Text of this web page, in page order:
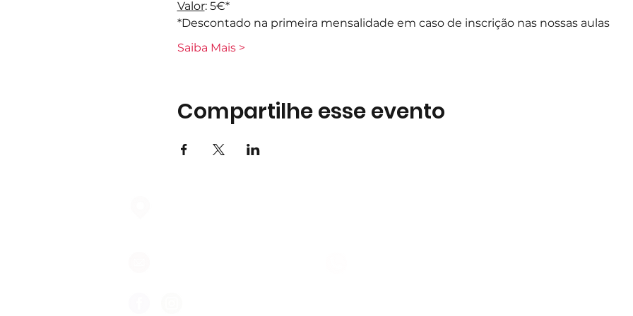
Valor: 5€*
*Descontado na primeira mensalidade em caso de inscrição nas nossas aulas
Saiba Mais >
Compartilhe esse evento